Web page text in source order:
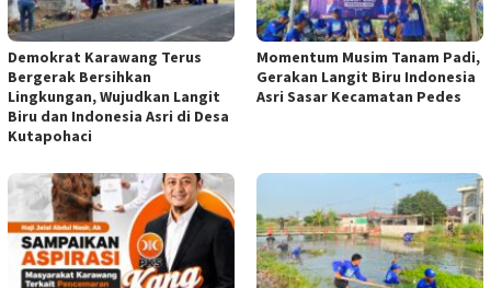
Demokrat Karawang Terus
Bergerak Bersihkan
Lingkungan, Wujudkan Langit
Biru dan Indonesia Asri di Desa
Kutapohaci
Momentum Musim Tanam Padi,
Gerakan Langit Biru Indonesia
Asri Sasar Kecamatan Pedes